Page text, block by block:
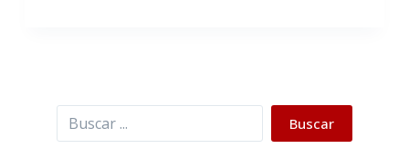
Buscar Buscar